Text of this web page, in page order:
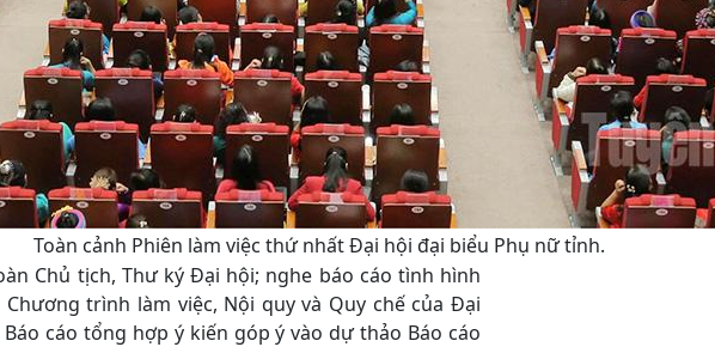
Toàn cảnh Phiên làm việc thứ nhất Đại hội đại biểu Phụ nữ tỉnh.
Chủ tịch, Thư ký Đại hội; nghe báo cáo tình hình
trình làm việc, Nội quy và Quy chế của Đại
cáo tổng hợp ý kiến góp ý vào dự thảo Báo cáo